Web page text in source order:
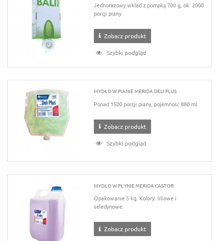
Jednorazowy wklad z pompką 700 g, ok. 2000
porcji piany.
Zobacz produkt
Szybki podgląd
MYDŁO W PIANIE MERIDA DELI PLUS
Ponad 1500 porcji piany, pojemność 880 ml.
Zobacz produkt
Szybki podgląd
MYDŁO W PŁYNIE MERIDA CASTOR
Opakowanie 5 kg. Kolory: liliowe i
seledynowe.
Zobacz produkt